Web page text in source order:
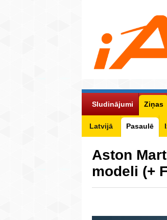
Sludinājumi Ziņas
Latvijā Pasaulē
Aston
modeli (+